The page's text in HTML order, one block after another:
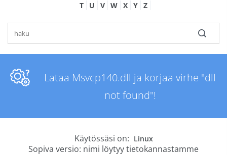
T
U V W X Y Z
Lataa Msvcp140.dll ja korjaa virhe "dll
not found"!
Käytössäsi on: Linux
Sopiva versio: nimi löytyy tietokannastamme